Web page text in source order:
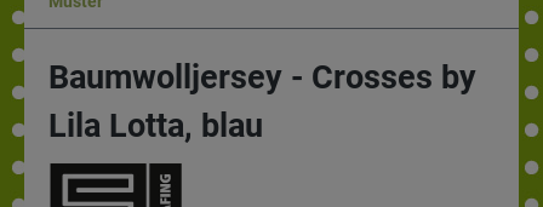
Baumwolljersey - Crosses by
Lila Lotta, blau